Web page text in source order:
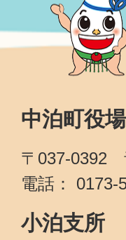
中泊町役場
〒037-0392
電話： 0173-
小泊支所